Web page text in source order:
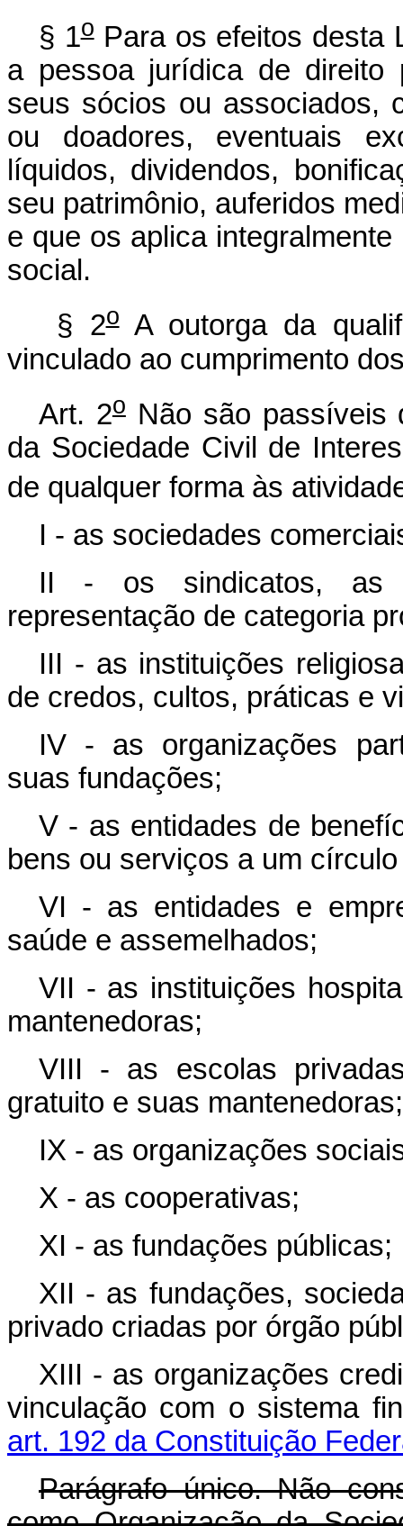
§ 1oPara os efeitos desta
a pessoa jurídica de direito
seus sócios ou associados,
ou doadores, eventuais
líquidos, dividendos,
seu patrimônio, auferidos
e que os aplica
social.
§ 2oA outorga da
vinculado ao cumprimento
Art. 2oNão são passíveis
da Sociedade Civil de
de qualquer forma às
I - as sociedades
II - os sindicatos, as
representação de categoria
III - as instituições
de credos, cultos, práticas e
IV - as organizações
suas fundações;
V - as entidades de
bens ou serviços a um
VI - as entidades e
saúde e assemelhados;
VII - as instituições
mantenedoras;
VIII - as escolas
gratuito e suas mantenedoras;
IX - as organizações
X - as cooperativas;
XI - as fundações públicas;
XII - as fundações,
privado criadas por órgão
XIII - as organizações
vinculação com o sistema
art. 192 da Constituição
Parágrafo único. Não